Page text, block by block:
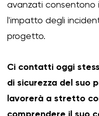
avanzati consentono
l'impatto degli
progetto.
Ci contatti oggi
di sicurezza del suo
lavorerà a stretto